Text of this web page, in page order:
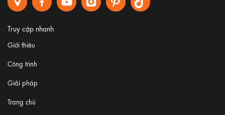
Truy cập nhanh
Giới thiệu
Công trình
Giải pháp
Trang chủ